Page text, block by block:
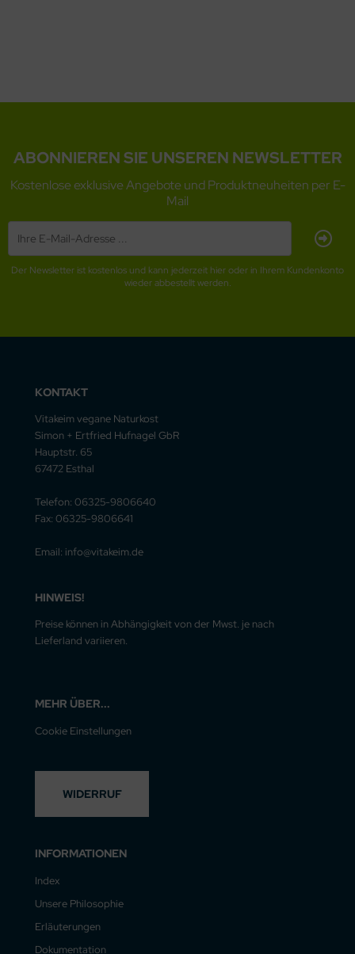
ABONNIEREN SIE UNSEREN NEWSLETTER
Kostenlose exklusive Angebote und Produktneuheiten per E-
Mail
Der Newsletter ist kostenlos und kann jederzeit hier oder in Ihrem Kundenkonto
wieder abbestellt werden.
KONTAKT
Vitakeim vegane Naturkost
Simon + Ertfried Hufnagel GbR
Hauptstr. 65
67472 Esthal
Telefon: 06325-9806640
Fax: 06325-9806641
Email: info@vitakeim.de
HINWEIS!
Preise können in Abhängigkeit von der Mwst. je nach
Lieferland variieren.
MEHR ÜBER...
Cookie Einstellungen
WIDERRUF
INFORMATIONEN
Index
Unsere Philosophie
Erläuterungen
Dokumentation